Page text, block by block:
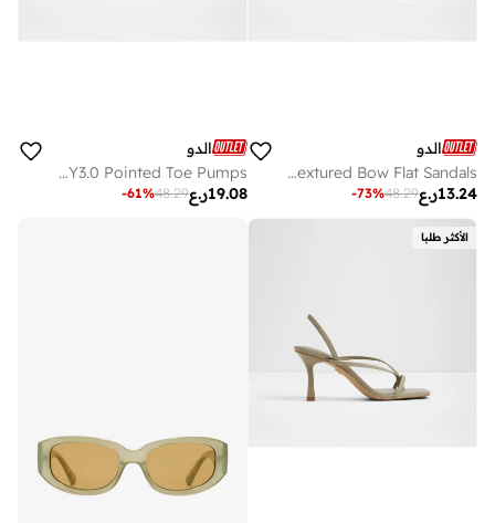
الدو
ELOQUENT Textured Bow Flat Sandals
ر.ع13.24
48.29
-73%
الدو
STESSY3.0 Pointed Toe Pumps
ر.ع19.08
48.29
-61%
الأكثر طلبا